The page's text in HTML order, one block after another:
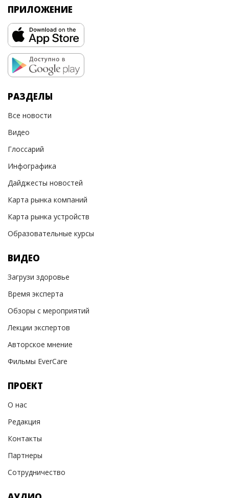
ПРИЛОЖЕНИЕ
РАЗДЕЛЫ
Все новости
Видео
Глоссарий
Инфографика
Дайджесты новостей
Карта рынка компаний
Карта рынка устройств
Образовательные курсы
ВИДЕО
Загрузи здоровье
Время эксперта
Обзоры с мероприятий
Лекции экспертов
Авторское мнение
Фильмы EverCare
ПРОЕКТ
О нас
Редакция
Контакты
Партнеры
Сотрудничество